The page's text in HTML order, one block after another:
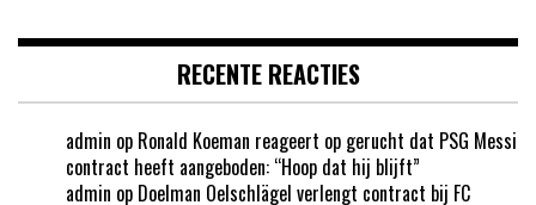
RECENTE REACTIES
admin op Ronald Koeman reageert op gerucht dat PSG Messi
contract heeft aangeboden: “Hoop dat hij blijft”
admin op Doelman Oelschlägel verlengt contract bij FC